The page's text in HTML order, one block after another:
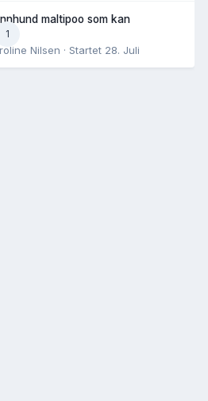
1
maltipoo som kan
Nilsen · Startet 28. Juli